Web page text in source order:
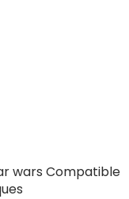
wars Compatible